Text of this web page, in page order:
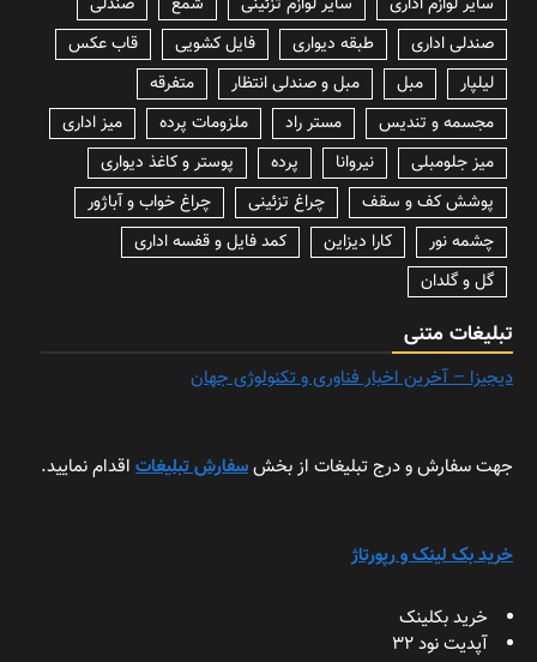
صندلی اداری
طبقه دیواری فایل کشویی
قاب عکس
لیلپار
مبل مبل و صندلی انتظار
متفرقه
مجسمه و تندیس
مستر راد ملزومات پرده
میز اداری
میز جلومبلی
نیروانا پرده
پوستر و کاغذ دیواری
پوشش کف و سقف
چراغ تزئینی
چراغ خواب و آباژور
چشمه نور
کارا دیزاین
کمد فایل و قفسه اداری
گل و گلدان
تبلیغات متنی
دیجیزا – آخرین اخبار فناوری و تکنولوژی جهان
جهت سفارش و درج تبلیغات از بخشسفارش تبلیغات اقدام نمایید.
خرید بک لینک و رپورتاژ
خرید بکلینک
آپدیت نود 32